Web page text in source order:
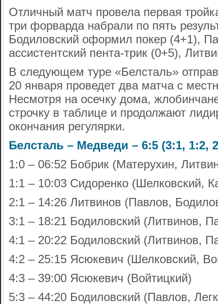
Отличный матч провела первая
три форварда набрали по пять
Бодиловский оформил покер (4+1),
ассистентский пента-трик (0+5),
В следующем туре «Белсталь»
20 января проведет два матча с
Несмотря на осечку дома,
строчку в таблице и продолжают
окончания регулярки.
Белсталь – Медведи – 6:5 (3:1, 1:2,
1:0 – 06:52 Бобрик (Матерухин,
1:1 – 10:03 Сидоренко (Шелковский,
2:1 – 14:26 Литвинов (Павлов,
3:1 – 18:21 Бодиловский (Литвинов,
4:1 – 20:22 Бодиловский (Литвинов,
4:2 – 25:15 Ясюкевич (Шелковский,
4:3 – 39:00 Ясюкевич (Войтицкий)
5:3 – 44:20 Бодиловский (Павлов,